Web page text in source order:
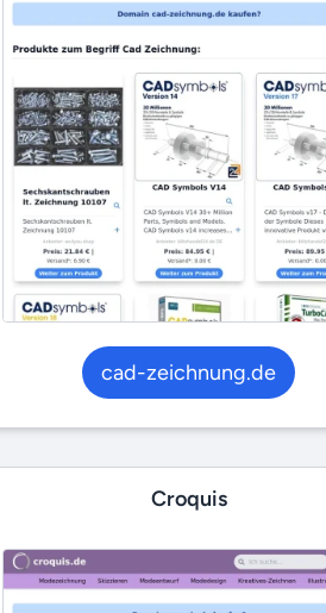
cad-zeichnung.de
Croquis